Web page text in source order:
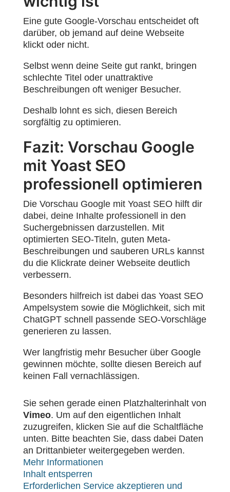
Eine gute Google-Vorschau entscheidet oft
darüber, ob jemand auf deine Webseite
klickt oder nicht.
Selbst wenn deine Seite gut rankt, bringen
schlechte Titel oder unattraktive
Beschreibungen oft weniger Besucher.
Deshalb lohnt es sich, diesen Bereich
sorgfältig zu optimieren.
Fazit: Vorschau Google
mit Yoast SEO
professionell optimieren
Die Vorschau Google mit Yoast SEO hilft dir
dabei, deine Inhalte professionell in den
Suchergebnissen darzustellen. Mit
optimierten SEO-Titeln, guten Meta-
Beschreibungen und sauberen URLs kannst
du die Klickrate deiner Webseite deutlich
verbessern.
Besonders hilfreich ist dabei das Yoast SEO
Ampelsystem sowie die Möglichkeit, sich mit
ChatGPT schnell passende SEO-Vorschläge
generieren zu lassen.
Wer langfristig mehr Besucher über Google
gewinnen möchte, sollte diesen Bereich auf
keinen Fall vernachlässigen.
Sie sehen gerade einen Platzhalterinhalt von
Vimeo. Um auf den eigentlichen Inhalt
zuzugreifen, klicken Sie auf die Schaltfläche
unten. Bitte beachten Sie, dass dabei Daten
an Drittanbieter weitergegeben werden.
Mehr Informationen
Inhalt entsperren
Erforderlichen Service akzeptieren und